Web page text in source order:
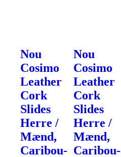
Nou
Cosimo
Leather
Cork
Slides
Herre /
Mænd,
Caribou-
Nou
Cosimo
Leather
Cork
Slides
Herre /
Mænd,
Caribou-